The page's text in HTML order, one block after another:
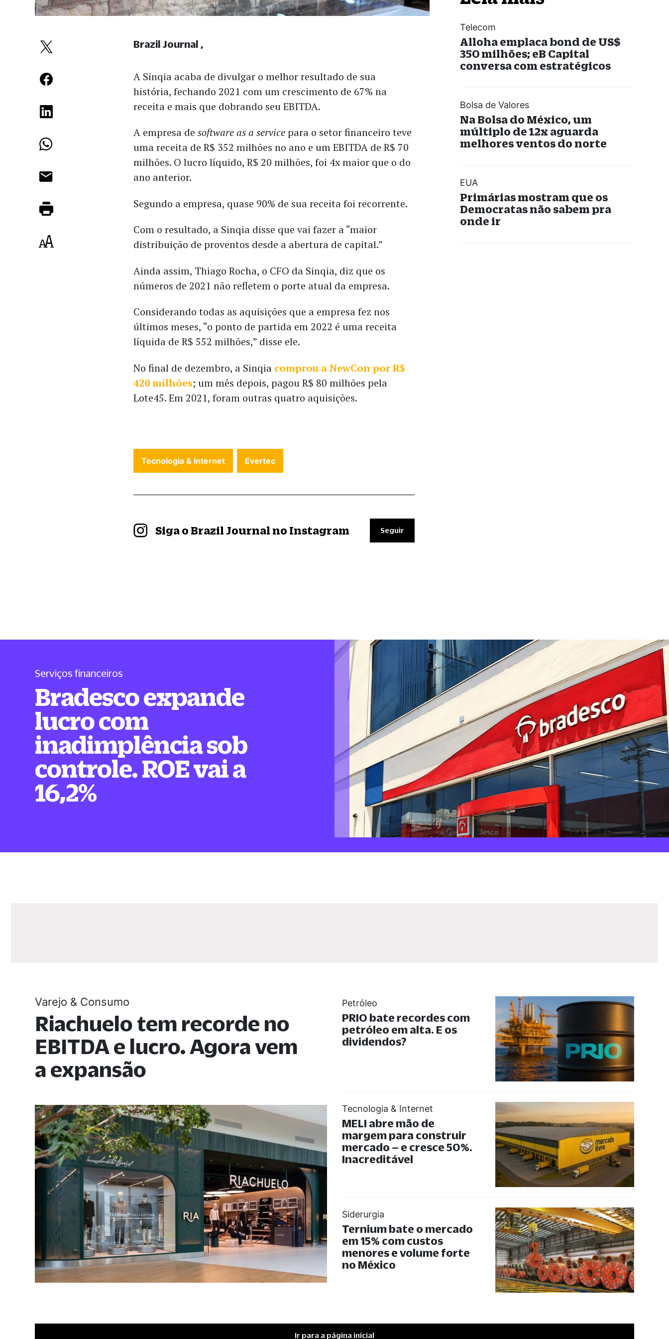
A Sinqia acaba de divulgar o melhor resultado de sua
história, fechando 2021 com um crescimento de 67% na
receita e mais que dobrando seu EBITDA.
A empresa desoftware as a servicepara o setor financeiro teve
uma receita de R$ 352 milhões no ano e um EBITDA de R$ 70
milhões. O lucro líquido, R$ 20 milhões, foi 4x maior que o do
ano anterior.
Segundo a empresa, quase 90% de sua receita foi recorrente.
Com o resultado, a Sinqia disse que vai fazer a “maior
distribuição de proventos desde a abertura de capital.”
Ainda assim, Thiago Rocha, o CFO da Sinqia, diz que os
números de 2021 não refletem o porte atual da empresa.
Considerando todas as aquisições que a empresa fez nos
últimos meses, “o ponto de partida em 2022 é uma receita
líquida de R$ 552 milhões,” disse ele.
No final de dezembro, a Sinqia comprou a NewCon por R$
420 milhões; um mês depois, pagou R$ 80 milhões pela
Lote45. Em 2021, foram outras quatro aquisições.
Brazil Journal
Tecnologia & Internet Evertec
Siga o Brazil Journal no Instagram Seguir
Telecom
Alloha emplaca bond de US$
350 milhões; eB Capital
conversa com estratégicos
Bolsa de Valores
Na Bolsa do México, um
múltiplo de 12x aguarda
melhores ventos do norte
EUA
Primárias mostram que os
Democratas não sabem pra
onde ir
Serviços financeiros
Bradesco expande
lucro com
inadimplência sob
controle. ROE vai a
16,2%
Varejo & Consumo
Riachuelo tem recorde no
EBITDA e lucro. Agora vem
a expansão
Petróleo
PRIO bate recordes com
petróleo em alta. E os
dividendos?
Tecnologia & Internet
MELI abre mão de
margem para construir
mercado – e cresce 50%.
Inacreditável
Siderurgia
Ternium bate o mercado
em 15% com custos
menores e volume forte
no México
Ir para a página inicial